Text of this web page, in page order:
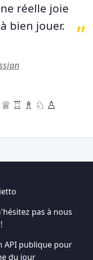
réelle joie
bien jouer.
pas à nous
API publique pour
du jour